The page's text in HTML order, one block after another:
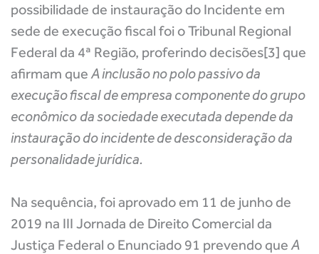
possibilidade de instauração do Incidente em
sede de execução fiscal foi o Tribunal Regional
Federal da 4ª Região, proferindo decisões[3] que
afirmam queA inclusão no polo passivo da
execução fiscal de empresa componente do grupo
econômico da sociedade executada depende da
instauração do incidente de desconsideração da
personalidade jurídica.
Na sequência, foi aprovado em 11 de junho de
2019 na III Jornada de Direito Comercial da
Justiça Federal o Enunciado 91 prevendo queA